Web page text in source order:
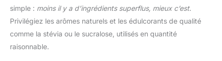
simple : moins il y a d’ingrédients superflus, mieux c’est.
Privilégiez les arômes naturels et les édulcorants de qualité
comme la stévia ou le sucralose, utilisés en quantité
raisonnable.